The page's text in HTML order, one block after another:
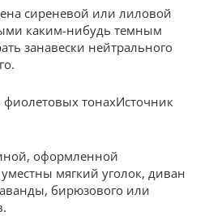
сиреневой или лиловой
каким-нибудь темным
занавески нейтрального
фиолетовых тонахИсточник
оформленной
мягкий уголок, диван
бирюзового или